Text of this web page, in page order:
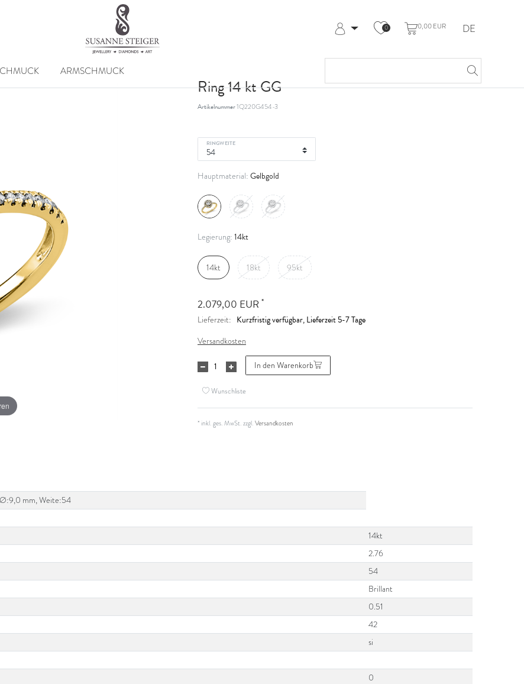
Registrieren
Hilfe & Kontakt
0 0,00 EUR DE
ARMSCHMUCK
Ring 14 kt GG
Artikelnummer1Q220G454-3
RINGWEITE
Hauptmaterial: Gelbgold
Legierung: 14kt
14kt 18kt 95kt
2.079,00 EUR *
Lieferzeit: Kurzfristig verfügbar, Lieferzeit 5-7 Tage
Versandkosten
In den Warenkorb
Wunschliste
* inkl. ges. MwSt. zzgl.Versandkosten
Ø:9,0 mm, Weite:54
14kt
2.76
54
Brillant
0.51
42
si
0